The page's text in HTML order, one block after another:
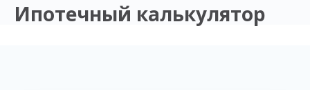
Ипотечный калькулятор